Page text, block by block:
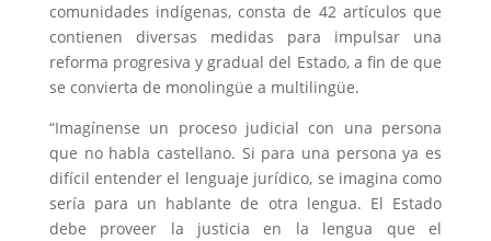
comunidades indígenas, consta de 42 artículos que
contienen diversas medidas para impulsar una
reforma progresiva y gradual del Estado, a fin de que
se convierta de monolingüe a multilingüe.
“Imagínense un proceso judicial con una persona
que no habla castellano. Si para una persona ya es
difícil entender el lenguaje jurídico, se imagina como
sería para un hablante de otra lengua. El Estado
debe proveer la justicia en la lengua que el